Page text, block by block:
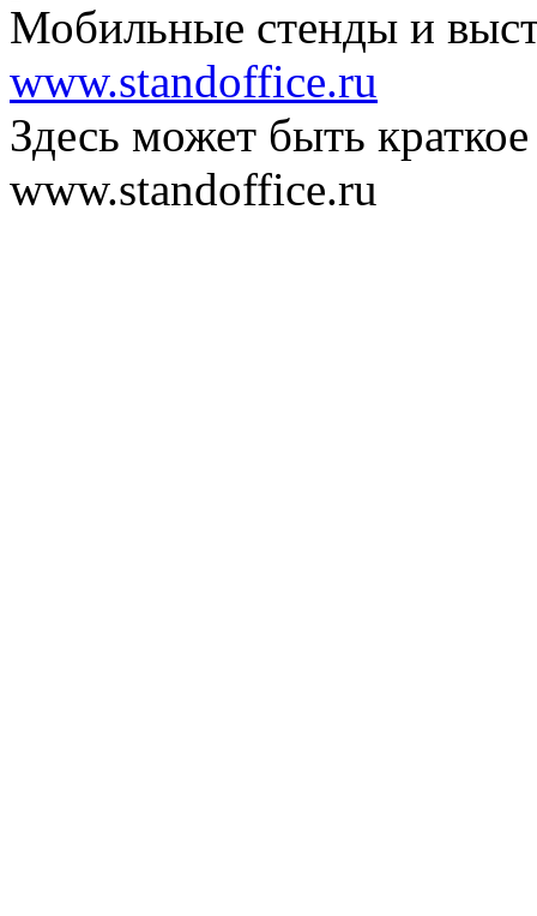
Мобильные стенды и
www.standoffice.ru
Здесь может быть
www.standoffice.ru